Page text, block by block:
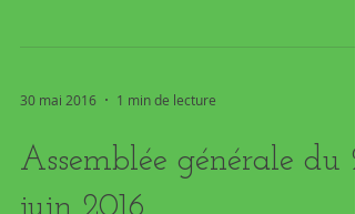
30 mai 2016 1 min de lecture
Assemblée générale du 2